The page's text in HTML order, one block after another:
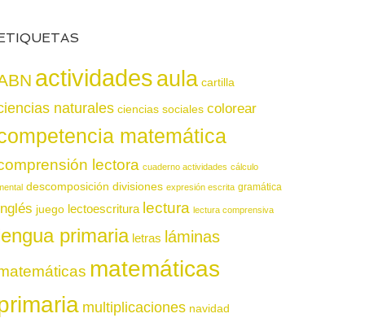
actividadesaula cartilla
naturales ciencias sociales colorear
matemática
lectora cuaderno actividades cálculo
descomposición divisiones expresión escrita gramática
juego lectoescritura lectura lectura comprensiva
primaria letras láminas
matemáticas
multiplicaciones navidad